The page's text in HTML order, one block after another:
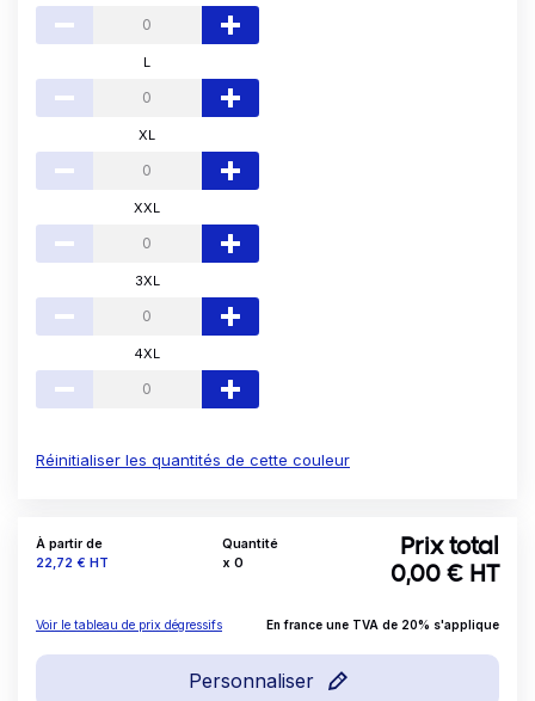
L
XL
XXL
3XL
4XL
Réinitialiser les quantités de cette couleur
À partir de
Prix
22,72 € HT
Quantité
x 0
Prix total
0,00 € HT
Voir le tableau de prix dégressifs En france une TVA de 20% s'applique
Personnaliser